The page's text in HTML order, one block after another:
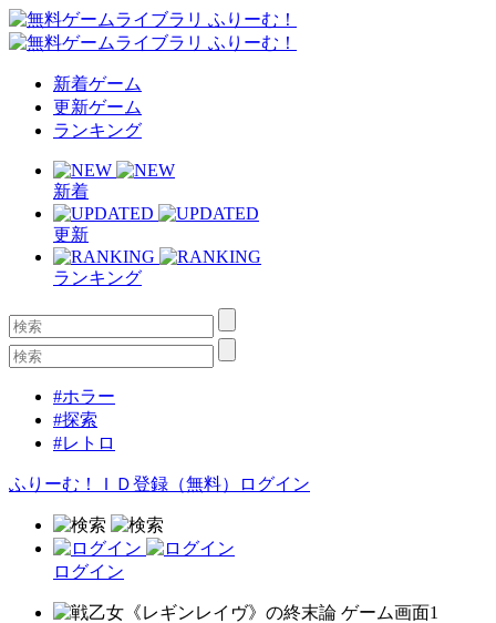
新着ゲーム
更新ゲーム
ランキング
新着
更新
ランキング
#ホラー
#探索
#レトロ
ふりーむ！ＩＤ登録（無料） ログイン
ログイン